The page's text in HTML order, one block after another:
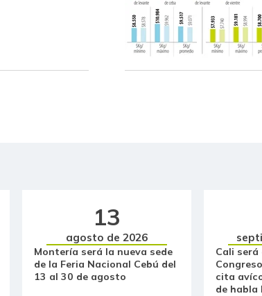
Calabaza
Cebolla cabezona blanca
Cebolla cabezona roja
13
agosto de 2026
Montería será la nueva sede
de la Feria Nacional Cebú del
13 al 30 de agosto
Cali será
cita
de habla